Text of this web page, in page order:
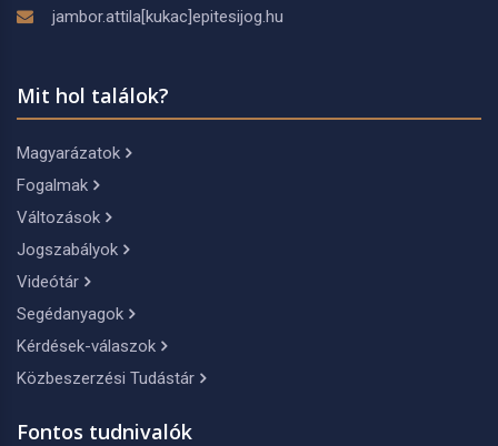
jambor.attila[kukac]epitesijog.hu
Mit hol találok?
Magyarázatok
Fogalmak
Változások
Jogszabályok
Videótár
Segédanyagok
Kérdések-válaszok
Közbeszerzési Tudástár
Fontos tudnivalók